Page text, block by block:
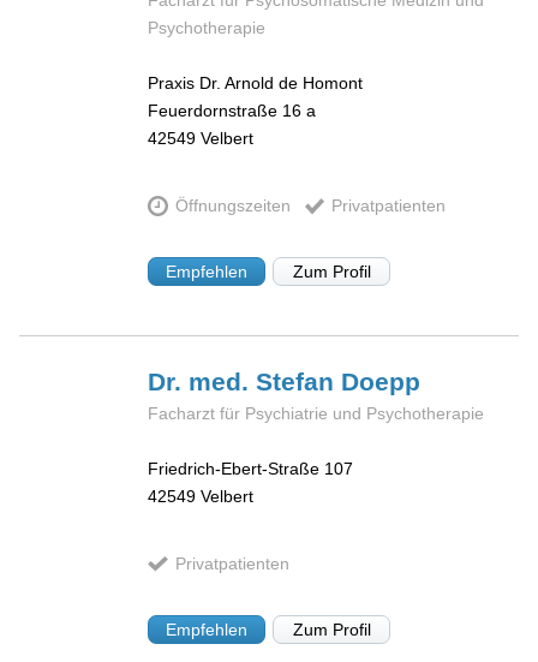
Psychotherapie
Praxis Dr. Arnold de Homont
Feuerdornstraße 16 a
42549 Velbert
Öffnungszeiten Privatpatienten
Empfehlen Zum Profil
Dr. med. Stefan Doepp
Facharzt für Psychiatrie und Psychotherapie
Friedrich-Ebert-Straße 107
42549 Velbert
Privatpatienten
Empfehlen Zum Profil